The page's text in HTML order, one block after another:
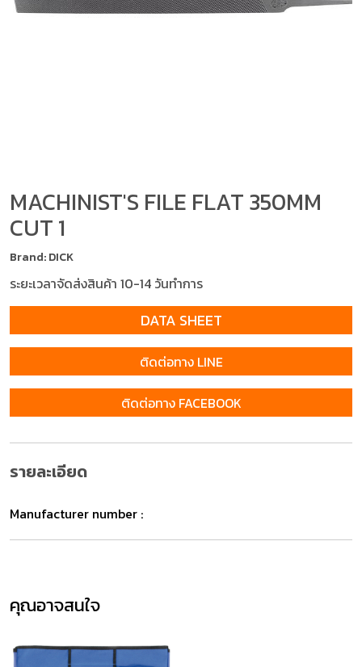
MACHINIST'S FILE FLAT 350MM
CUT 1
Brand: DICK
ระยะเวลาจัดส่งสินค้า 10-14 วันทำการ
DATA SHEET
ติดต่อทาง LINE
ติดต่อทาง FACEBOOK
รายละเอียด
Manufacturer number :
คุณอาจสนใจ